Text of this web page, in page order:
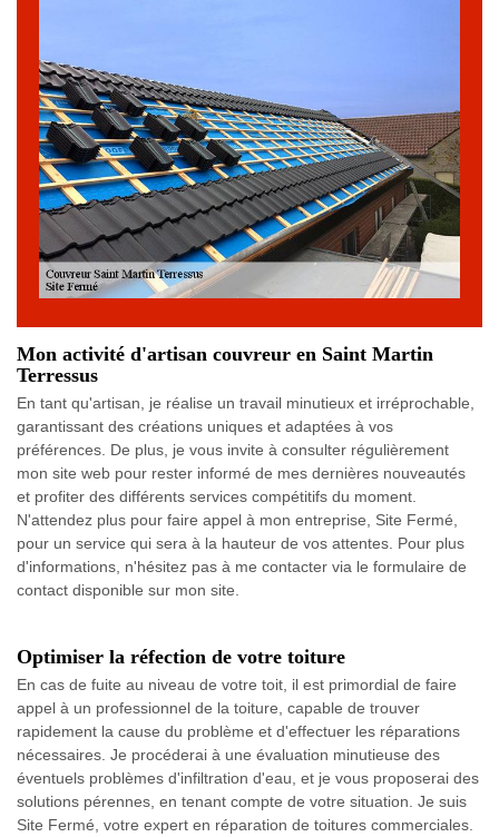
Mon activité d'artisan couvreur en Saint Martin
Terressus
En tant qu'artisan, je réalise un travail minutieux et irréprochable,
garantissant des créations uniques et adaptées à vos
préférences. De plus, je vous invite à consulter régulièrement
mon site web pour rester informé de mes dernières nouveautés
et profiter des différents services compétitifs du moment.
N'attendez plus pour faire appel à mon entreprise, Site Fermé,
pour un service qui sera à la hauteur de vos attentes. Pour plus
d'informations, n'hésitez pas à me contacter via le formulaire de
contact disponible sur mon site.
Optimiser la réfection de votre toiture
En cas de fuite au niveau de votre toit, il est primordial de faire
appel à un professionnel de la toiture, capable de trouver
rapidement la cause du problème et d'effectuer les réparations
nécessaires. Je procéderai à une évaluation minutieuse des
éventuels problèmes d'infiltration d'eau, et je vous proposerai des
solutions pérennes, en tenant compte de votre situation. Je suis
Site Fermé, votre expert en réparation de toitures commerciales.